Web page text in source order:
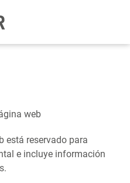
web
está reservado para
e incluye información